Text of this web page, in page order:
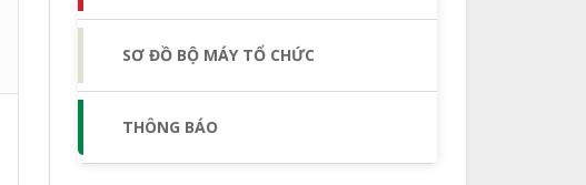
SƠ ĐỒ BỘ MÁY TỔ CHỨC
THÔNG BÁO